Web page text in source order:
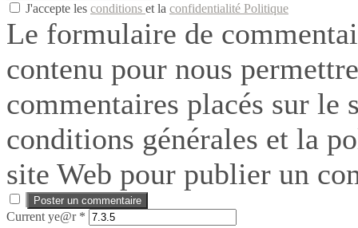
J'accepte les conditions et la confidentialité Politique
Le formulaire de
contenu pour nous
commentaires placés sur
conditions générales et la
site Web pour publier un
Current ye@r *